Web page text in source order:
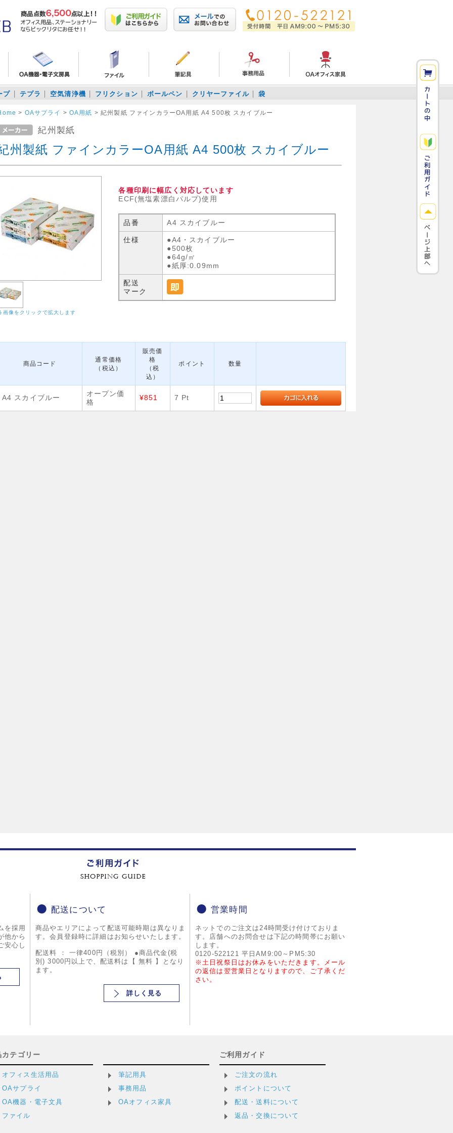
プ テプラ 空気清浄機 フリクション ボールペン クリヤーファイル 袋
> OAサプライ >OA用紙 >紀州製紙 ファインカラーOA用紙 A4 500枚 スカイブルー
紀州製紙
州製紙 ファインカラーOA用紙 A4 500枚 スカイブルー
画像をクリックで拡大します
各種印刷に幅広く対応しています
ECF(無塩素漂白パルプ)使用
品番 A4 スカイブルー
仕様
●A4・スカイブルー
●500枚
●64g/㎡
●紙厚:0.09mm
配送
マーク
商品コード
通常価格
（税込）
販売価
格
（税
込）
ポイント 数量
A4 スカイブルー
オープン価
格
¥851 7 Pt
を採用
他から
安心し
配送について
商品やエリアによって配送可能時期は異なりま
す。会員登録時に詳細はお知らせいたします。
配送料 ： 一律400円（税別） ●商品代金(税
別) 3000円以上で、配送料は【 無料 】となり
ます。
詳しく見る
営業時間
ネットでのご注文は24時間受け付けておりま
す。店舗へのお問合せは下記の時間帯にお願い
します。
0120-522121 平日AM9:00～PM5:30
※土日祝祭日はお休みをいただきます。メール
の返信は翌営業日となりますので、ご了承くだ
さい。
カテゴリー
オフィス生活用品
OAサプライ
OA機器・電子文具
ファイル
筆記用具
事務用品
OAオフィス家具
ご利用ガイド
ご注文の流れ
ポイントについて
配送・送料について
返品・交換について